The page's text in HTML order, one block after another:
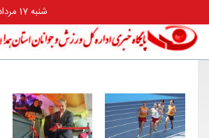
شنبه 17 مرداد 1405